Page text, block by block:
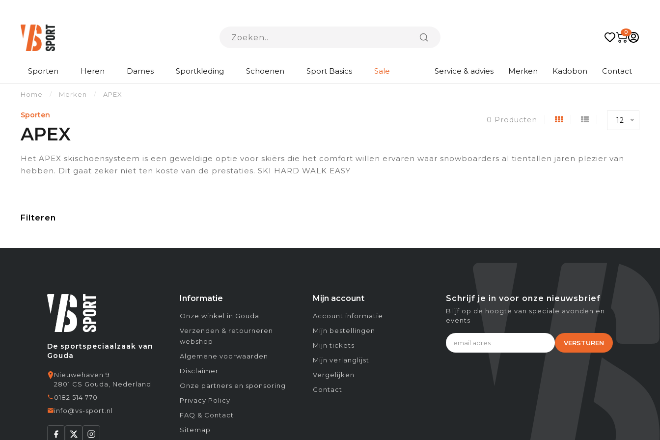
0
Sporten Heren Dames Sportkleding Schoenen Sport Basics Sale Service & advies Merken Kadobon Contact
Home / Merken / APEX
Sporten
APEX
0 Producten 12
Het APEX skischoensysteem is een geweldige optie voor skiërs die het comfort willen ervaren waar snowboarders al tientallen jaren plezier van
hebben. Dit gaat zeker niet ten koste van de prestaties. SKI HARD WALK EASY
Filteren
De sportspeciaalzaak van
Gouda
Nieuwehaven 9
2801 CS Gouda, Nederland
0182 514 770
info@vs-sport.nl
Informatie
Onze winkel in Gouda
Verzenden & retourneren
webshop
Algemene voorwaarden
Disclaimer
Onze partners en sponsoring
Privacy Policy
FAQ & Contact
Sitemap
Mijn account
Account informatie
Mijn bestellingen
Mijn tickets
Mijn verlanglijst
Vergelijken
Contact
Schrijf je in voor onze nieuwsbrief
Blijf op de hoogte van speciale avonden en
events
VERSTUREN